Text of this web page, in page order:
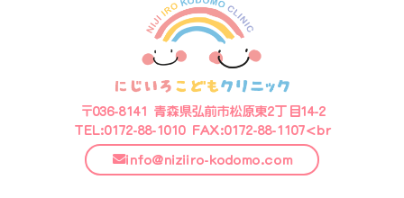
〒036-8141 青森県弘前市松原東2丁目14-2
TEL:0172-88-1010 FAX:0172-88-1107<br
info@niziiro-kodomo.com